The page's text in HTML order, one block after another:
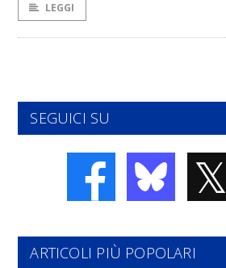
LEGGI
SEGUICI SU
𝕏
ARTICOLI PIÙ POPOLARI